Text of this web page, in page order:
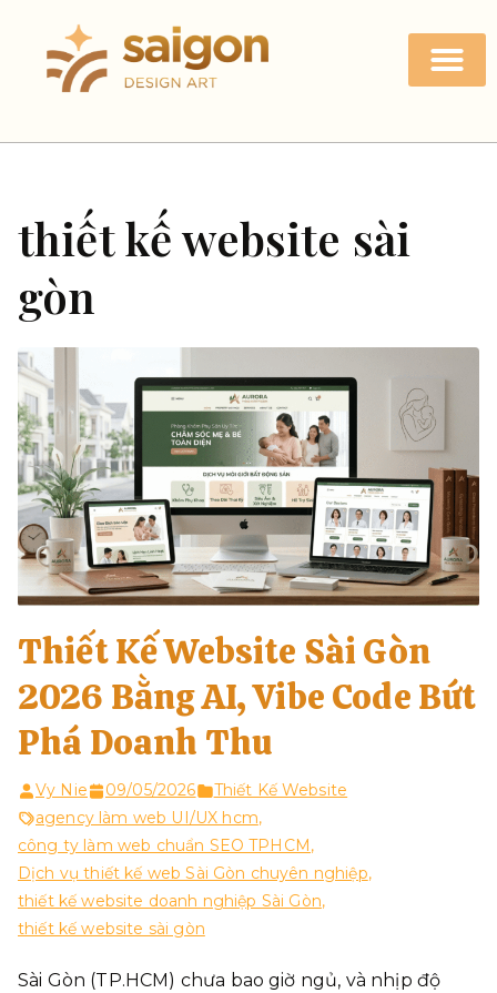
thiết kế website sài
gòn
Thiết Kế Website Sài Gòn
2026 Bằng AI, Vibe Code Bứt
Phá Doanh Thu
Vy Nie 09/05/2026
Thiết Kế Website
agency làm web UI/UX hcm,
công ty làm web chuẩn SEO TPHCM ,
Dịch vụ thiết kế web Sài Gòn chuyên nghiệp,
thiết kế website doanh nghiệp Sài Gòn,
thiết kế website sài gòn
Sài Gòn (TP.HCM) chưa bao giờ ngủ, và nhịp độ